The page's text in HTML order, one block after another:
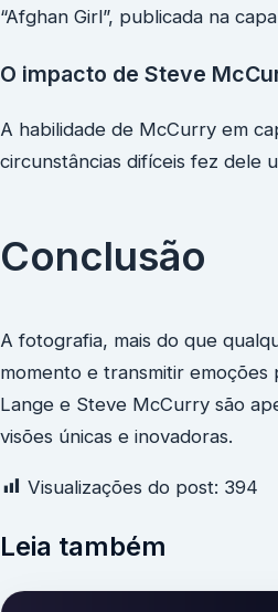
“Afghan Girl”, publicada na
O impacto de Steve
A habilidade de McCurry em
circunstâncias difíceis fez dele
Conclusão
A fotografia, mais do que
momento e transmitir
Lange e Steve McCurry são
visões únicas e inovadoras.
Visualizações do post: 394
Leia também